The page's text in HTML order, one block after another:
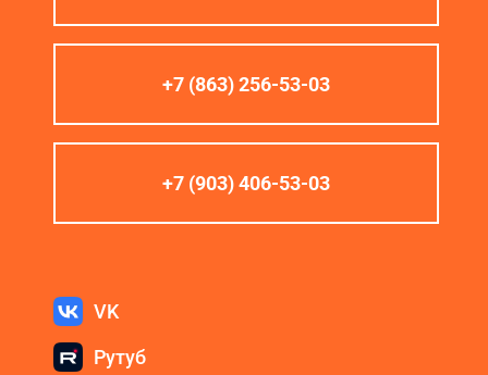
+7 (863) 256-53-03
+7 (903) 406-53-03
VK
Рутуб